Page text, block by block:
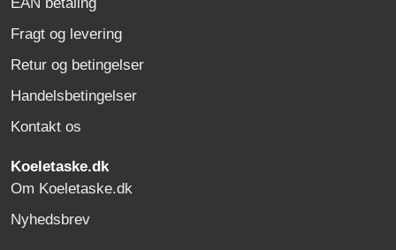
Fragt og levering
Retur og betingelser
Handelsbetingelser
Kontakt os
Koeletaske.dk
Om Koeletaske.dk
Nyhedsbrev